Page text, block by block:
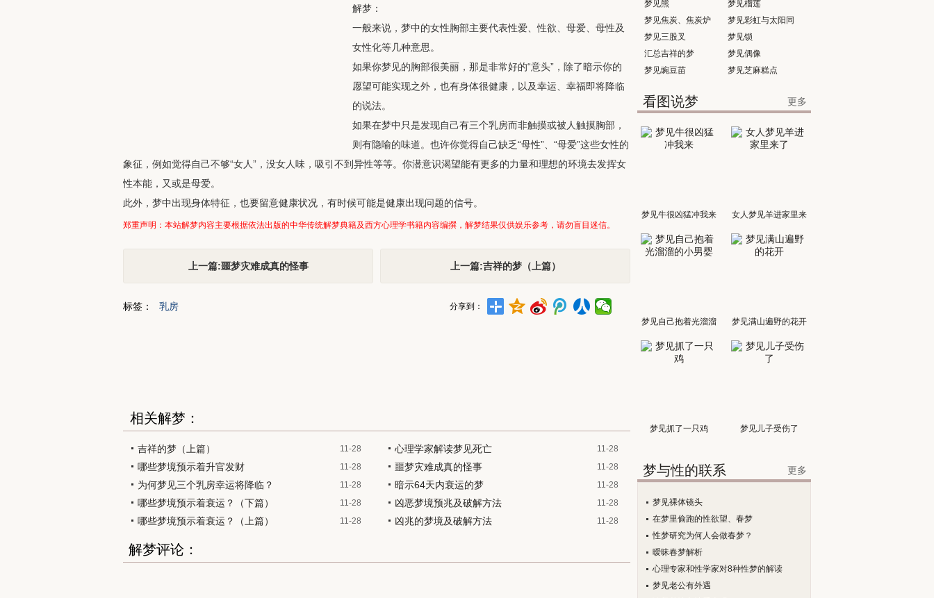
解梦：
一般来说，梦中的女性胸部主要代表性爱、性欲、母爱、母性及
女性化等几种意思。
如果你梦见的胸部很美丽，那是非常好的“意头”，除了暗示你的
愿望可能实现之外，也有身体很健康，以及幸运、幸福即将降临
的说法。
如果在梦中只是发现自己有三个乳房而非触摸或被人触摸胸部，
则有隐喻的味道。也许你觉得自己缺乏“母性”、“母爱”这些女性的
象征，例如觉得自己不够“女人”，没女人味，吸引不到异性等等。你潜意识渴望能有更多的力量和理想的环境去发挥女
性本能，又或是母爱。
此外，梦中出现身体特征，也要留意健康状况，有时候可能是健康出现问题的信号。
郑重声明：本站解梦内容主要根据依法出版的中华传统解梦典籍及西方心理学书籍内容编撰，解梦结果仅供娱乐参考，请勿盲目迷信。
上一篇:噩梦灾难成真的怪事 上一篇:吉祥的梦（上篇）
标签： 乳房 分享到：
相关解梦：
吉祥的梦（上篇） 11-28 心理学家解读梦见死亡 11-28
哪些梦境预示着升官发财 11-28 噩梦灾难成真的怪事 11-28
为何梦见三个乳房幸运将降临？ 11-28 暗示64天内衰运的梦 11-28
哪些梦境预示着衰运？（下篇） 11-28 凶恶梦境预兆及破解方法 11-28
哪些梦境预示着衰运？（上篇） 11-28 凶兆的梦境及破解方法 11-28
解梦评论：
梦见熊
梦见榴莲
梦见焦炭、焦炭炉
梦见彩虹与太阳同
时出现
梦见三股叉
梦见锁
汇总吉祥的梦
梦见偶像
梦见豌豆苗
梦见芝麻糕点
看图说梦 更多
梦见牛很凶猛冲我来 女人梦见羊进家里来
了
梦见自己抱着光溜溜
的小男婴
梦见满山遍野的花开
梦见抓了一只鸡 梦见儿子受伤了
梦与性的联系 更多
梦见裸体镜头
在梦里偷跑的性欲望、春梦
性梦研究为何人会做春梦？
暧昧春梦解析
心理专家和性学家对8种性梦的解读
梦见老公有外遇